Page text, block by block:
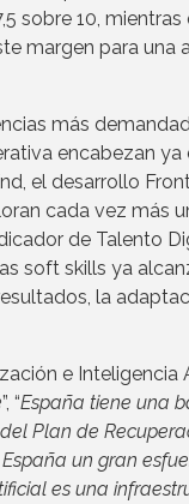
sobre 10, mientras
margen para una
más
encabezan
el desarrollo
cada vez más
de Talento
soft skills ya
la
e Inteligencia
”, “España tiene una
Plan de
un gran
es una